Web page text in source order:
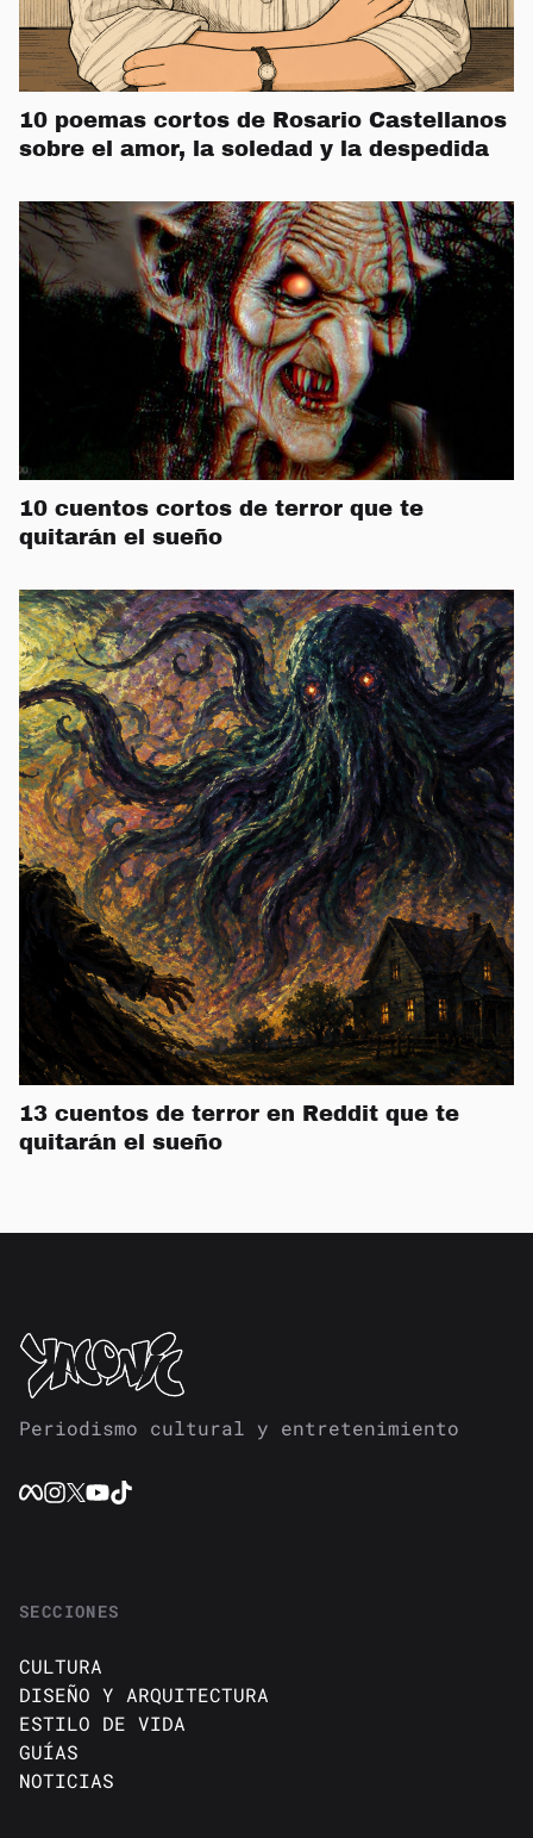
10 poemas cortos de Rosario Castellanos
sobre el amor, la soledad y la despedida
10 cuentos cortos de terror que te
quitarán el sueño
13 cuentos de terror en Reddit que te
quitarán el sueño
Periodismo cultural y entretenimiento
SECCIONES
CULTURA
DISEÑO Y ARQUITECTURA
ESTILO DE VIDA
GUÍAS
NOTICIAS